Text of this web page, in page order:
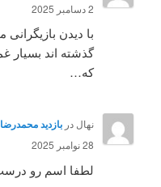
2 دسامبر 2025
با دیدن
گذشته اند بسیار
که…
نهال در بازدید محمدرضا
28 نوامبر 2025
لطفا اسم رو